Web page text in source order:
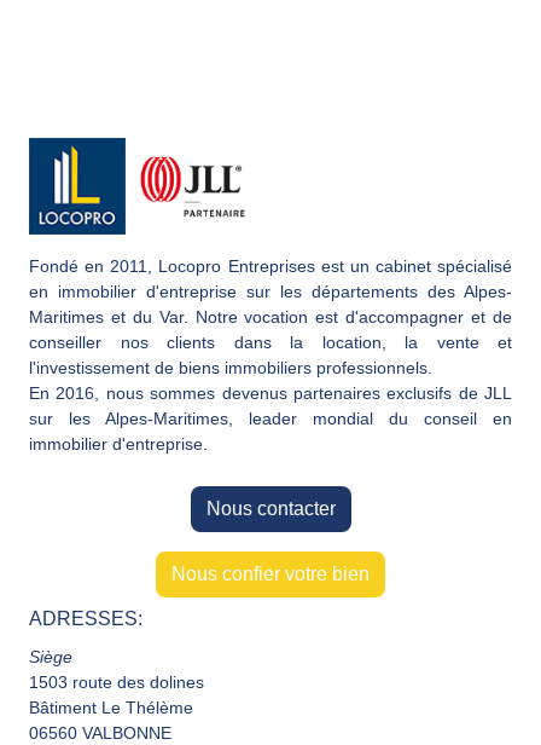
Fondé en 2011, Locopro Entreprises est un cabinet spécialisé
en immobilier d'entreprise sur les départements des Alpes-
Maritimes et du Var. Notre vocation est d'accompagner et de
conseiller nos clients dans la location, la vente et
l'investissement de biens immobiliers professionnels.
En 2016, nous sommes devenus partenaires exclusifs de JLL
sur les Alpes-Maritimes, leader mondial du conseil en
immobilier d'entreprise.
Nous contacter
Nous confier votre bien
ADRESSES:
Siège
1503 route des dolines
Bâtiment Le Thélème
06560 VALBONNE